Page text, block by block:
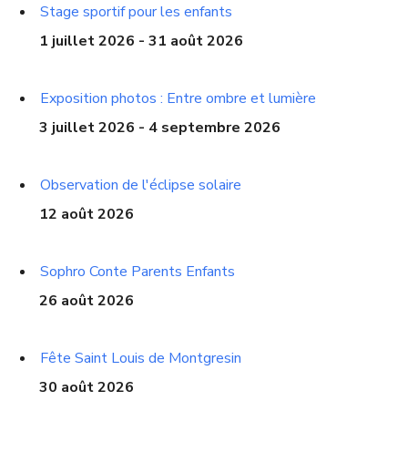
Stage sportif pour les enfants
1 juillet 2026 - 31 août 2026
Exposition photos : Entre ombre et lumière
3 juillet 2026 - 4 septembre 2026
Observation de l'éclipse solaire
12 août 2026
Sophro Conte Parents Enfants
26 août 2026
Fête Saint Louis de Montgresin
30 août 2026